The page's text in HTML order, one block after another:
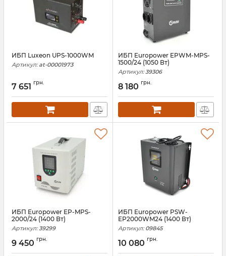
ИБП Luxeon UPS-1000WM
Артикул: at-00001973
7 651 грн.
ИБП Europower EPWM-MPS-
1500/24 (1050 Вт)
Артикул: 39306
8 180 грн.
ИБП Europower EP-MPS-
2000/24 (1400 Вт)
Артикул: 39299
9 450 грн.
ИБП Europower PSW-
EP2000WM24 (1400 Вт)
Артикул: 09845
10 080 грн.